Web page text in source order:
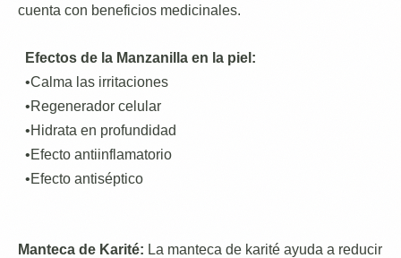
cuenta con beneficios medicinales.
Efectos de la Manzanilla en la piel:
•Calma las irritaciones
•Regenerador celular
•Hidrata en profundidad
•Efecto antiinflamatorio
•Efecto antiséptico
Manteca de Karité: La manteca de karité ayuda a reducir